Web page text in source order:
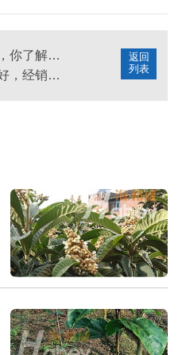
返回
列表
水溶肥厂家的选择，你了解多少？
水溶肥发展前景大好，经销商如何选择产品？